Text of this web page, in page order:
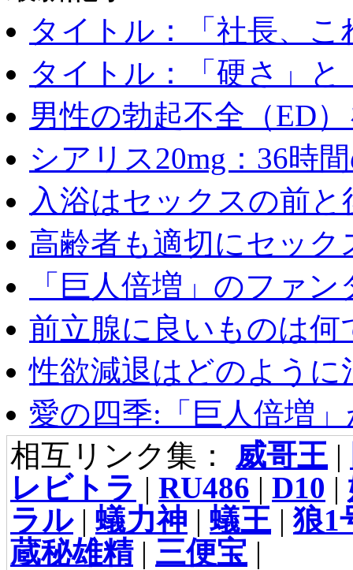
タイトル：「社長、こ
タイトル：「硬さ」と
男性の勃起不全（ED
シアリス20mg：36時
入浴はセックスの前
高齢者も適切にセック
「巨人倍増」のファ
前立腺に良いものは何
性欲減退はどのように
愛の四季:「巨人倍増
相互リンク集： 威哥王 |
レビトラ | RU486 | D10 |
ラル| 蟻力神 | 蟻王 |狼1
蔵秘雄精| 三便宝 |